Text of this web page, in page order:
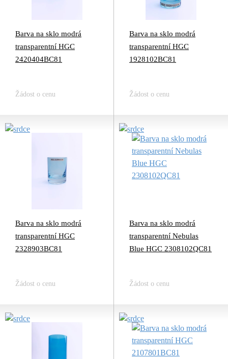
Barva na sklo modrá
transparentní HGC
2420404BC81
Žádost o cenu
Barva na sklo modrá
transparentní HGC
1928102BC81
Žádost o cenu
Barva na sklo modrá
transparentní HGC
2328903BC81
Žádost o cenu
Barva na sklo modrá
transparentní Nebulas
Blue HGC 2308102QC81
Žádost o cenu